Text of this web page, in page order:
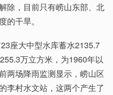
除，目前只有崂山东部、北
的干旱。
座大中型水库蓄水2135.7
万立方米，为1960年以
两场降雨监测显示，崂山区
李村水文站，这两个产生了